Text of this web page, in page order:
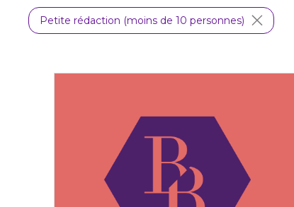
Petite rédaction (moins de 10 personnes)